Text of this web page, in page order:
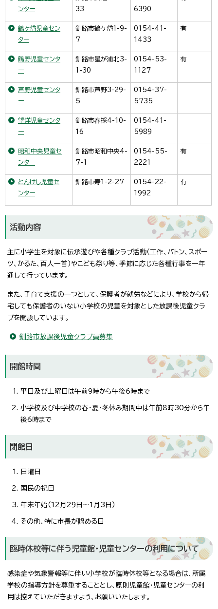
ンター
33
6390
鶴ヶ岱児童セン
ター
釧路市鶴ケ岱1-9-
7
0154-41-
1433
有
鶴野児童センタ
ー
釧路市星が浦北3-
1-30
0154-53-
1127
有
芦野児童センタ
ー
釧路市芦野3-29-
5
0154-37-
5735
望洋児童センタ
ー
釧路市春採4-10-
16
0154-41-
5989
昭和中央児童セ
ンター
釧路市昭和中央4-
7-1
0154-55-
2221
有
とんけし児童セ
ンター
釧路市寿1-2-27
0154-22-
1992
有
活動内容
主に小学生を対象に伝承遊びや各種クラブ活動（工作、バトン、スポー
ツ、かるた、百人一首）やこども祭り等、季節に応じた各種行事を一年
通して行っています。
また、子育て支援の一つとして、保護者が就労などにより、学校から帰
宅しても保護者のいない小学校の児童を対象とした放課後児童クラ
ブを開設しています。
釧路市放課後児童クラブ員募集
開館時間
平日及び土曜日は午前9時から午後6時まで
小学校及び中学校の春・夏・冬休み期間中は午前8時30分から午
後6時まで
閉館日
日曜日
国民の祝日
年末年始（12月29日～1月3日）
その他、特に市長が認める日
臨時休校等に伴う児童館・児童センターの利用について
感染症や気象警報等に伴い小学校が臨時休校等となる場合は、所属
学校の指導方針を尊重することとし、原則児童館・児童センターの利
用は控えていただきますよう、お願いいたします。